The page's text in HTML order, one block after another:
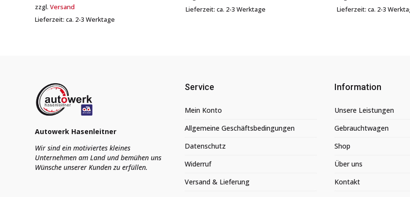
zzgl. Versand
Lieferzeit: ca. 2-3 Werktage
Lieferzeit: ca. 2-3 Werktage
Lieferzeit: ca. 2-3
Autowerk Hasenleitner
Wir sind ein motiviertes kleines
Unternehmen am Land und bemühen uns
Wünsche unserer Kunden zu erfüllen.
Service
Mein Konto
Allgemeine Geschäftsbedingungen
Datenschutz
Widerruf
Versand & Lieferung
Information
Unsere Leistungen
Gebrauchtwagen
Shop
Über uns
Kontakt